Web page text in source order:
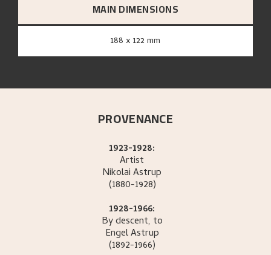
MAIN DIMENSIONS
188 x 122 mm
PROVENANCE
1923-1928:
Artist
NikolaiAstrup
(1880-1928)
1928-1966:
By descent, to
EngelAstrup
(1892-1966)